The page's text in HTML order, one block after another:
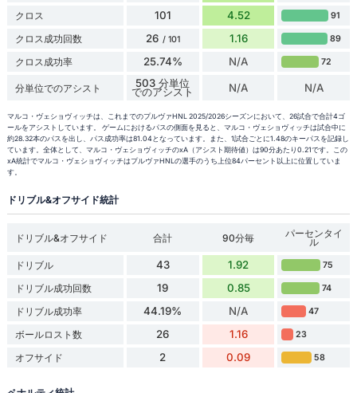
クロス 101 4.52 91
クロス成功回数 26 / 101 1.16 89
クロス成功率 25.74% N/A 72
分単位でのアシスト 503 分単位
でのアシスト N/A N/A
マルコ・ヴェショヴィッチは、これまでのプルヴァHNL 2025/2026シーズンにおいて、26試合で合計4ゴ
ールをアシストしています。 ゲームにおけるパスの側面を見ると、マルコ・ヴェショヴィッチは試合中に
約28.32本のパスを出し、パス成功率は81.04となっています。また、1試合ごとに1.48のキーパスを記録し
ています。全体として、マルコ・ヴェショヴィッチのxA（アシスト期待値）は90分あたり0.21です。この
xA統計でマルコ・ヴェショヴィッチはプルヴァHNLの選手のうち上位84パーセント以上に位置していま
す。
ドリブル&オフサイド統計
ドリブル&オフサイド 合計 90分毎 パーセンタイ
ル
ドリブル
43 1.92 75
ドリブル成功回数 19 0.85 74
ドリブル成功率 44.19% N/A 47
ボールロスト数 26 1.16 23
オフサイド 2 0.09 58